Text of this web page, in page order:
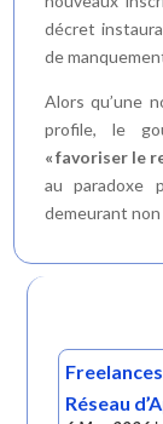
décret
de
Alors qu’une
profile, le
« favoriser le
au paradoxe
demeurant
Réseau